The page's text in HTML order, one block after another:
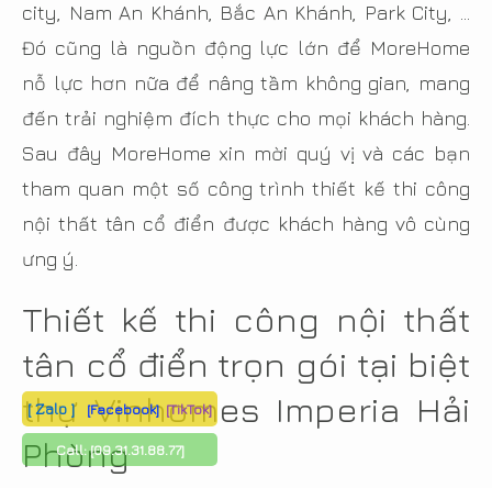
city, Nam An Khánh, Bắc An Khánh, Park City, …
Đó cũng là nguồn động lực lớn để MoreHome
nỗ lực hơn nữa để nâng tầm không gian, mang
đến trải nghiệm đích thực cho mọi khách hàng.
Sau đây MoreHome xin mời quý vị và các bạn
tham quan một số công trình thiết kế thi công
nội thất tân cổ điển được khách hàng vô cùng
ưng ý.
Thiết kế thi công nội thất
tân cổ điển trọn gói tại biệt
thự Vinhomes Imperia Hải
Phòng
[ Zalo ] [Facebook] [TikTok]
Call:[09.31.31.88.77]